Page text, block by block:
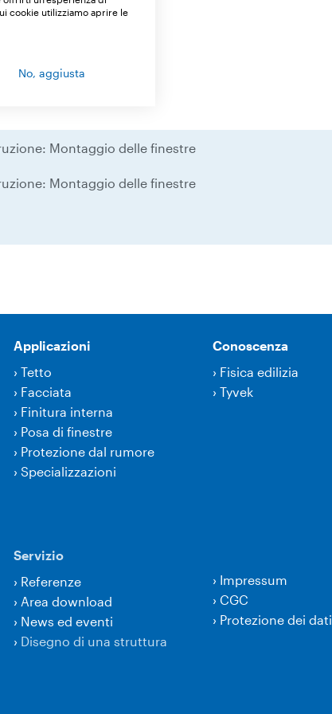
Montaggio delle finestre
Montaggio delle finestre
Applicazioni
› Tetto
› Facciata
› Finitura interna
› Posa di finestre
› Protezione dal rumore
› Specializzazioni
Conoscenza
› Fisica edilizia
› Tyvek
Servizio
› Referenze
› Area download
› News ed eventi
› Disegno di una struttura
› Impressum
› CGC
› Protezione dei dati
cookie utilizziamo aprire le
No, aggiusta